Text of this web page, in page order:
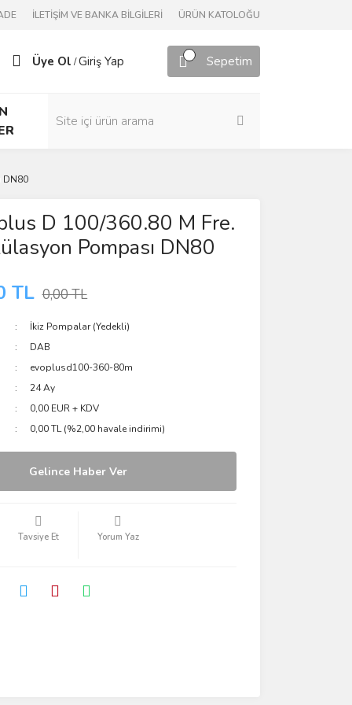
İLETİŞİM VE BANKA BİLGİLERİ ÜRÜN KATOLOĞU
Üye Ol /Giriş Yap Sepetim
DN80
D 100/360.80 M Fre.
Pompası DN80
TL 0,00 TL
İkiz Pompalar (Yedekli)
DAB
evoplusd100-360-80m
24 Ay
0,00 EUR + KDV
0,00 TL (%2,00 havale indirimi)
Gelince Haber Ver
Tavsiye Et Yorum Yaz